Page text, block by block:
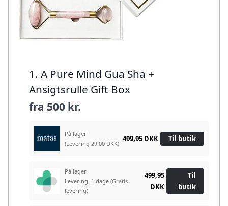
1. A Pure Mind Gua Sha +
Ansigtsrulle Gift Box
fra 500 kr.
På lager
(Levering 29.00 DKK)
499,95 DKK Til butik
På lager
Levering: 1 dage (Gratis
levering)
499,95
DKK
Til
butik